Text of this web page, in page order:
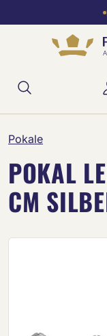
Zum Hauptinhalt
Pokale
POKAL
CM